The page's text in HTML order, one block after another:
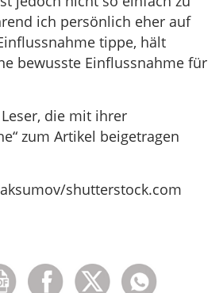
ich persönlich eher auf
tippe, hält
bewusste Einflussnahme für
die mit ihrer
zum Artikel beigetragen
shutterstock.com